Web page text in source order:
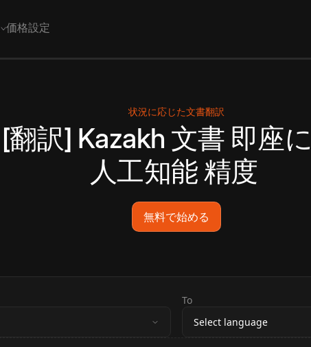
価格設定
状況に応じた文書翻訳
[翻訳] Kazakh 文書 即座に
人工知能精度
無料で始める
To
Select language